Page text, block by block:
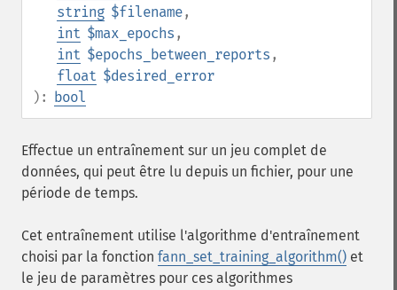
string $filename,
int $max_epochs ,
int $epochs_between_reports ,
float $desired_error
): bool
Effectue un entraînement sur un jeu complet de
données, qui peut être lu depuis un fichier, pour une
période de temps.
Cet entraînement utilise l'algorithme d'entraînement
choisi par la fonction fann_set_training_algorithm() et
le jeu de paramètres pour ces algorithmes